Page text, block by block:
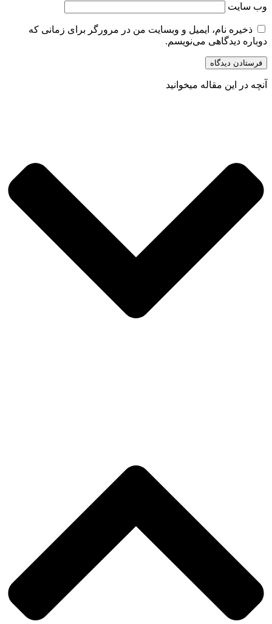
وب‌ سایت
ذخیره نام، ایمیل و وبسایت من در مرورگر برای زمانی که
دوباره دیدگاهی می‌نویسم.
آنچه در این مقاله میخوانید